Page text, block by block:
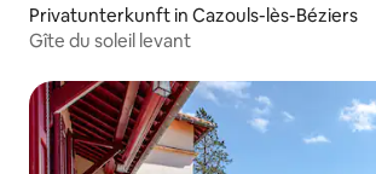
Privatunterkunft in Cazouls-lès-Béziers
Gîte du soleil levant